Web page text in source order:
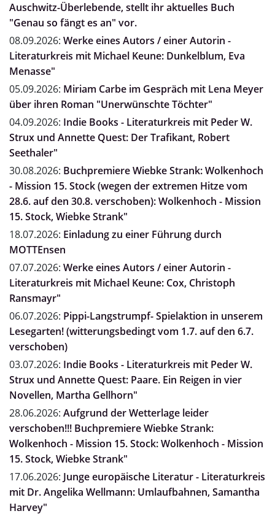
Auschwitz-Überlebende, stellt ihr aktuelles Buch
"Genau so fängt es an" vor.
08.09.2026: Werke eines Autors / einer Autorin -
Literaturkreis mit Michael Keune: Dunkelblum, Eva
Menasse"
05.09.2026: Miriam Carbe im Gespräch mit Lena Meyer
über ihren Roman "Unerwünschte Töchter"
04.09.2026: Indie Books - Literaturkreis mit Peder W.
Strux und Annette Quest: Der Trafikant, Robert
Seethaler"
30.08.2026: Buchpremiere Wiebke Strank: Wolkenhoch
- Mission 15. Stock (wegen der extremen Hitze vom
28.6. auf den 30.8. verschoben): Wolkenhoch - Mission
15. Stock, Wiebke Strank"
18.07.2026: Einladung zu einer Führung durch
MOTTEnsen
07.07.2026: Werke eines Autors / einer Autorin -
Literaturkreis mit Michael Keune: Cox, Christoph
Ransmayr"
06.07.2026: Pippi-Langstrumpf- Spielaktion in unserem
Lesegarten! (witterungsbedingt vom 1.7. auf den 6.7.
verschoben)
03.07.2026: Indie Books - Literaturkreis mit Peder W.
Strux und Annette Quest: Paare. Ein Reigen in vier
Novellen, Martha Gellhorn"
28.06.2026: Aufgrund der Wetterlage leider
verschoben!!! Buchpremiere Wiebke Strank:
Wolkenhoch - Mission 15. Stock: Wolkenhoch - Mission
15. Stock, Wiebke Strank"
17.06.2026: Junge europäische Literatur - Literaturkreis
mit Dr. Angelika Wellmann: Umlaufbahnen, Samantha
Harvey"